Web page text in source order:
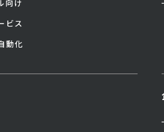
向け
ビス
動化